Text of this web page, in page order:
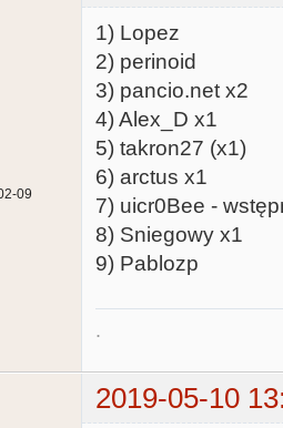
09
1) Lopez
2) perinoid
3) pancio.net x2
4) Alex_D x1
5) takron27 (x1)
6) arctus x1
7) uicr0Bee -
8) Sniegowy x1
9) Pablozp
.
2019-05-10